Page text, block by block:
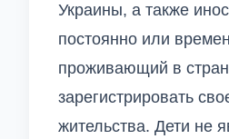
Украины, а также
постоянно или
проживающий в
зарегистрировать
жительства. Дети не